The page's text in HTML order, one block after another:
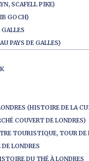
SCAFELL PIKE)
GOCH)
PAYS DE GALLES)
(HISTOIRE DE LA
COUVERT DE LONDRES)
TOURISTIQUE, TOUR DE
LONDRES
DU THÉ À LONDRES